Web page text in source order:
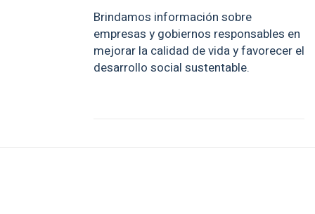
Brindamos información sobre
empresas y gobiernos responsables en
mejorar la calidad de vida y favorecer el
desarrollo social sustentable.